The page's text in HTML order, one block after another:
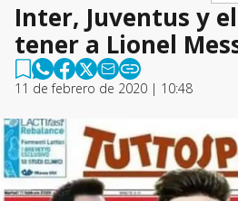
Inter, Juventus y
tener a Lionel
11 de febrero de 2020 | 10:48